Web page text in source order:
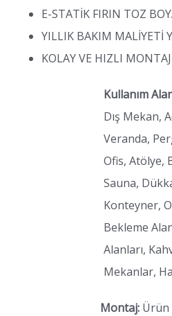
E-STATİK FIRIN TOZ
YILLIK BAKIM MALİYETİ
KOLAY VE HIZLI MONTAJ
Kullanım
Dış Mekan,
Veranda,
Ofis, Atölye,
Sauna,
Konteyner,
Bekleme
Alanları,
Mekanlar,
Montaj: Ürün